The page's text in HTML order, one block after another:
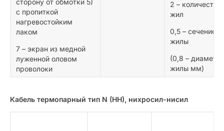
с пропиткой
нагревостойким
лаком
7 – экран из медной
луженной оловом
проволоки
2 – количество
жил
0,5 – сечение
жилы
(0,8 – диаметр
жилы мм)
Кабель термопарный тип N (HH), нихросил-нисил